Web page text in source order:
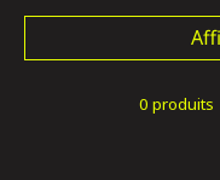
0 produits